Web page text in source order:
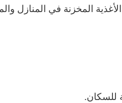
المخزنة في المنازل
للسكان.